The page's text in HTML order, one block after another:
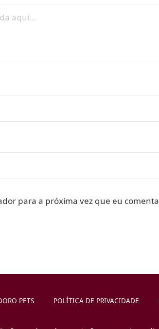
para a próxima vez que eu
PETS POLÍTICA DE PRIVACIDADE